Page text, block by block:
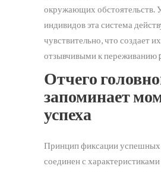
окружающих обстоятельств.
индивидов эта система
чувствительно, что создает
отзывчивыми к переживанию
Отчего
запоминает
успеха
Принцип фиксации
соединен с